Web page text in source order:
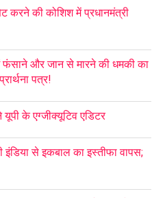
की कोशिश में प्रधानमंत्री
और जान से मारने की धमकी का
पत्र!
के एग्जीक्यूटिव एडिटर
से इकबाल का इस्तीफा वापस;